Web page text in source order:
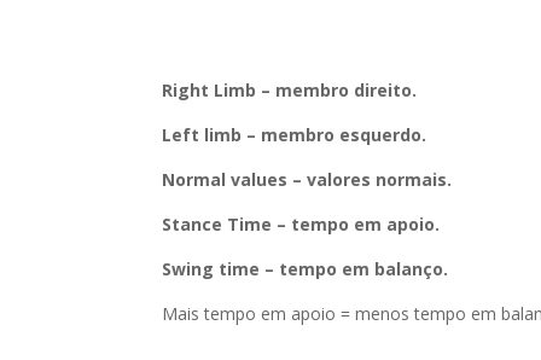
Right Limb – membro direito.
Left limb – membro esquerdo.
Normal values – valores normais.
Stance Time – tempo em apoio.
Swing time – tempo em balanço.
Mais tempo em apoio = menos tempo em